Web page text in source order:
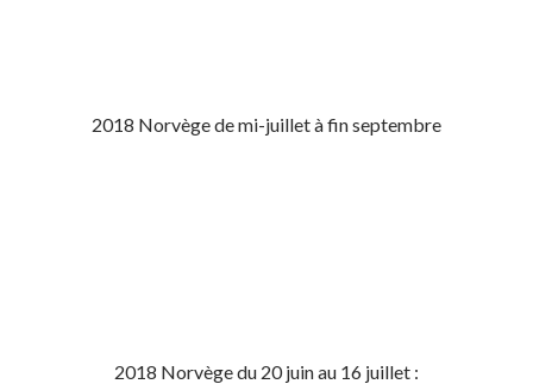
2018 Norvège de mi-juillet à fin septembre
2018 Norvège du 20 juin au 16 juillet :